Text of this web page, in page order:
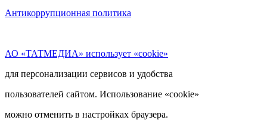
Антикоррупционная политика
АО «ТАТМЕДИА» использует «cookie»
для персонализации сервисов и удобства
пользователей сайтом. Использование «cookie»
можно отменить в настройках браузера.